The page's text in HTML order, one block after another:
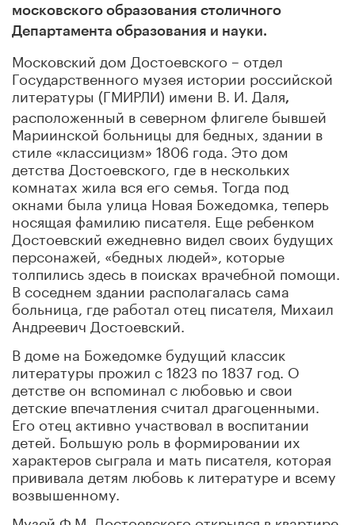
московского образования столичного
Департамента образования и науки.
Московский дом Достоевского – отдел
Государственного музея истории российской
литературы (ГМИРЛИ) имени В. И. Даля,
расположенный в северном флигеле бывшей
Мариинской больницы для бедных, здании в
стиле «классицизм» 1806 года. Это дом
детства Достоевского, где в нескольких
комнатах жила вся его семья. Тогда под
окнами была улица Новая Божедомка, теперь
носящая фамилию писателя. Еще ребенком
Достоевский ежедневно видел своих будущих
персонажей, «бедных людей», которые
толпились здесь в поисках врачебной помощи.
В соседнем здании располагалась сама
больница, где работал отец писателя, Михаил
Андреевич Достоевский.
В доме на Божедомке будущий классик
литературы прожил с 1823 по 1837 год. О
детстве он вспоминал с любовью и свои
детские впечатления считал драгоценными.
Его отец активно участвовал в воспитании
детей. Большую роль в формировании их
характеров сыграла и мать писателя, которая
прививала детям любовь к литературе и всему
возвышенному.